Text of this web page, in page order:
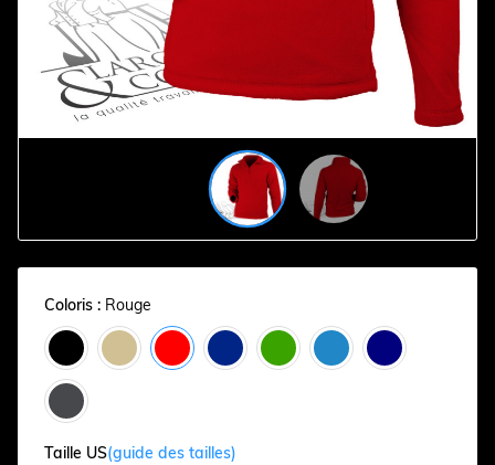
Coloris : Rouge
Taille US(guide des tailles)